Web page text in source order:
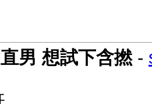
男 想試下含撚-